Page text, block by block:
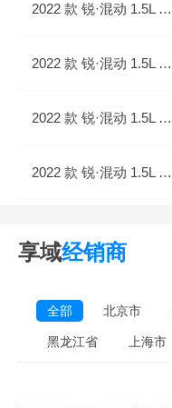
2022 款 锐·混动 1.5L E-CVT 净适版
2022 款 锐·混动 1.5L E-CVT 净畅版
2022 款 锐·混动 1.5L E-CVT 净享版
2022 款 锐·混动 1.5L E-CVT 净耀版
享域经销商
全部 北京市
黑龙江省 上海市